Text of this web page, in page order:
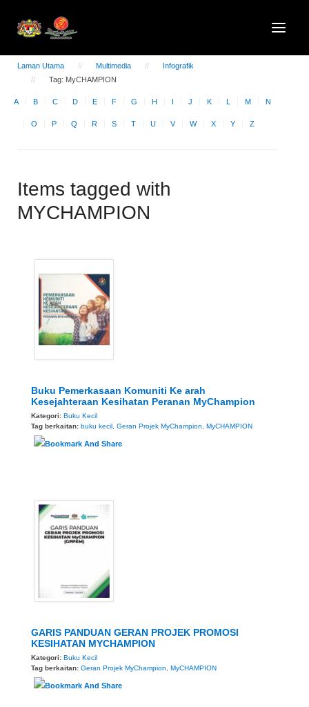
Laman Utama Multimedia
Infografik
Tag: MyCHAMPION
A B C D E F G H I J K L M N
O P Q R S T U V W X Y Z
Items tagged with
MYCHAMPION
Buku Pemerkasaan Komuniti Ke arah
Kesejahteraan Kesihatan Peranan MyChampion
Kategori: Buku Kecil
Tag berkaitan: buku kecil, Geran Projek MyChampion, MyCHAMPION
GARIS PANDUAN GERAN PROJEK PROMOSI
KESIHATAN MYCHAMPION
Kategori: Buku Kecil
Tag berkaitan: Geran Projek MyChampion MyCHAMPION